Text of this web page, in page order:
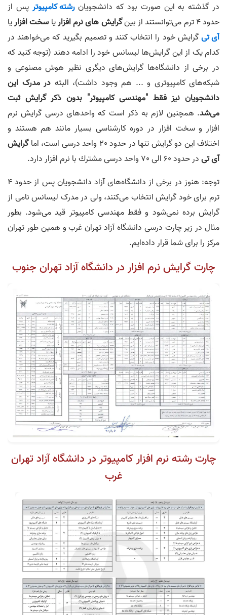
در گذشته به این صورت بود که دانشجویانرشته کامپیوتر پس از
حدود 4 ترم می‌توانستند از بین
گرایش های نرم افزاریا سخت افزاریا
آی تیگرایش خود را انتخاب کنند و تصمیم بگیرید که می‌خواهند در
کدام یک از این گرایش‌ها لیسانس خود را ادامه دهند (توجه کنید که
در برخی از دانشگاه‌ها گرایش‌های دیگری نظیر هوش مصنوعی و
شبکه‌های کامپیوتری و ... هم وجود داشت)، البته در مدرک این
دانشجویان نیز فقط "مهندسی کامپیوتر" بدون ذکر گرایش ثبت
می‌شد. همچنین لازم به ذکر است که واحدهای درسی گرايش­ نرم
افزار و سخت افزار در دوره كارشناسی بسيار مانند هم هستند و
اختلاف اين دو گرایش تنها در حدود 20 واحد درسی است، اما
گرایش
آی تیدر حدود 60 الی 70 واحد درسی مشترك با نرم افزار دارد.
توجه: هنوز در برخی از دانشگاه‌های آزاد دانشجویان پس از حدود 4
ترم برای خود گرایش انتخاب می‌کنند، ولی در مدرک لیسانس نامی از
گرایش برده نمی‌شود و فقط مهندسی کامپیوتر قید می‌شود. بطور
مثال در زیر چارت درسی دانشگاه آزاد تهران غرب و همین طور تهران
مرکز را برای شما قرار داده‌ایم.
چارت گرایش نرم افزار در دانشگاه آزاد تهران جنوب
چارت رشته نرم افزار کامپیوتر در دانشگاه آزاد تهران
غرب